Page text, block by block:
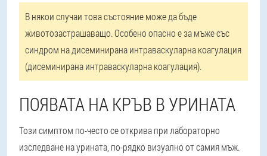
В някои случаи това състояние може да бъде
животозастрашаващо. Особено опасно е за мъже със
синдром на дисеминирана интраваскуларна коагулация
(дисеминирана интраваскуларна коагулация).
ПОЯВАТА НА КРЪВ В УРИНАТА
Този симптом по-често се открива при лабораторно
изследване на урината, по-рядко визуално от самия мъж.